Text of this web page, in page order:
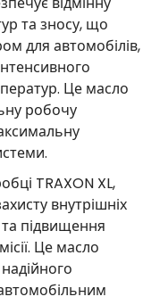
та зносу, що
для автомобілів,
Це масло
робочу
TRAXON XL,
внутрішніх
підвищення
Це масло